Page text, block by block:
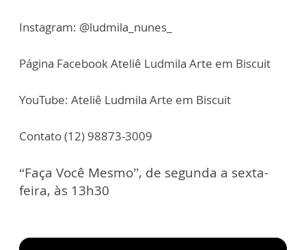
Instagram: @ludmila_nunes_
Página Facebook Ateliê Ludmila Arte em Biscuit
YouTube: Ateliê Ludmila Arte em Biscuit
Contato (12) 98873-3009
“Faça Você Mesmo”, de segunda a sexta-
feira, às 13h30